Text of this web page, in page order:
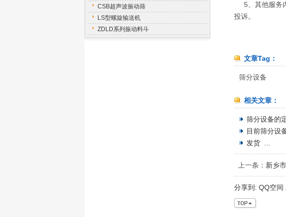
CSB超声波振动筛
LS型螺旋输送机
ZDLD系列振动料斗
5、其他服务
投诉。
文章Tag：
筛分设备
相关文章：
筛分设备的
目前筛分设
发货 ...
上一条： 新乡
分享到: QQ空间